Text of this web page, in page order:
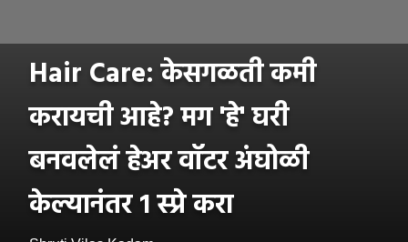
Hair Care: केसगळती कमी
करायची आहे? मग 'हे' घरी
बनवलेलं हेअर वॉटर अंघोळी
केल्यानंतर १ स्प्रे करा